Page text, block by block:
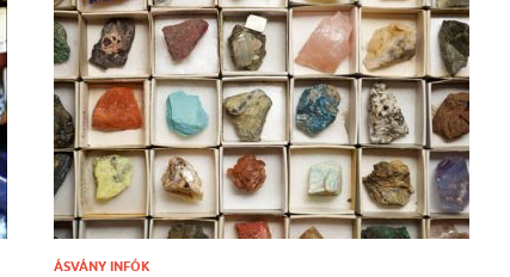
ÁSVÁNY INFÓK